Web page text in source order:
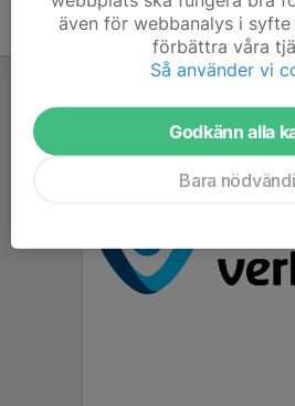
även för webbanalys i
förbättra våra
Så använder vi
Godkänn alla
Bara